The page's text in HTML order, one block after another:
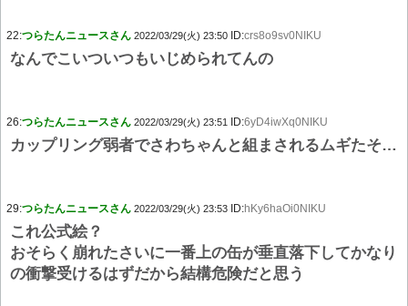
22:つらたんニュースさん 2022/03/29(火) 23:50 ID:crs8o9sv0NIKU
なんでこいついつもいじめられてんの
26:つらたんニュースさん 2022/03/29(火) 23:51 ID:6yD4iwXq0NIKU
カップリング弱者でさわちゃんと組まされるムギたそ…
29:つらたんニュースさん 2022/03/29(火) 23:53 ID:hKy6haOi0NIKU
これ公式絵？
おそらく崩れたさいに一番上の缶が垂直落下してかなり
の衝撃受けるはずだから結構危険だと思う